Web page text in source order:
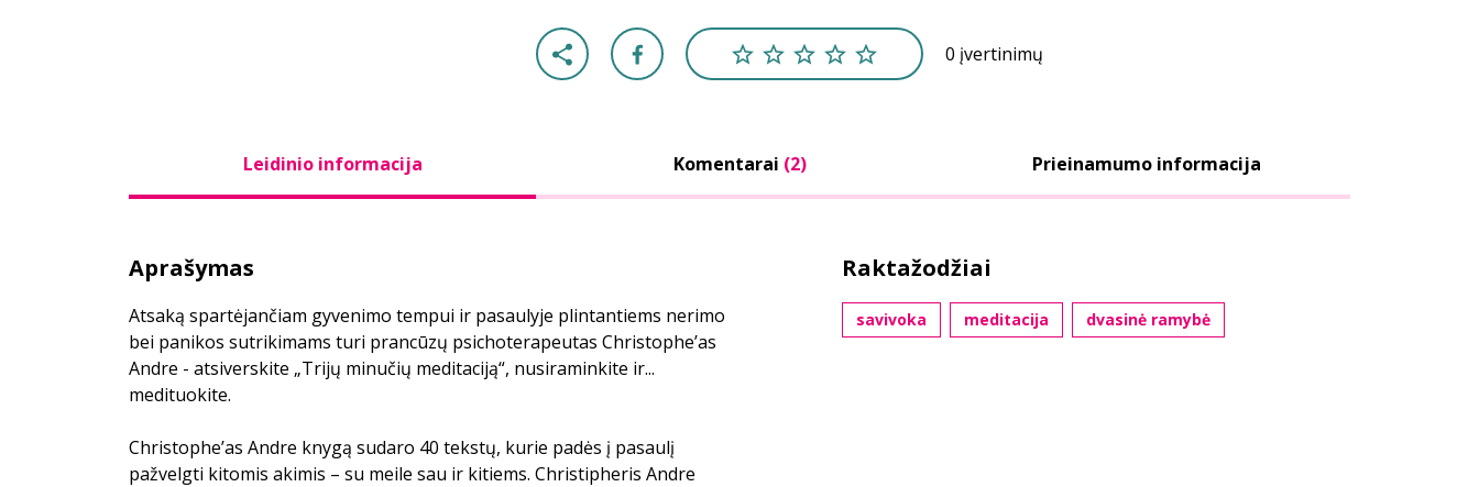
0 įvertinimų
Leidinio informacija Komentarai (2) Prieinamumo informacija
Aprašymas
Atsaką spartėjančiam gyvenimo tempui ir pasaulyje plintantiems nerimo
bei panikos sutrikimams turi prancūzų psichoterapeutas Christophe’as
Andre - atsiverskite „Trijų minučių meditaciją“, nusiraminkite ir...
medituokite.
Christophe’as Andre knygą sudaro 40 tekstų, kurie padės į pasaulį
pažvelgti kitomis akimis – su meile sau ir kitiems. Christipheris Andre
Raktažodžiai
savivoka meditacija dvasinė ramybė